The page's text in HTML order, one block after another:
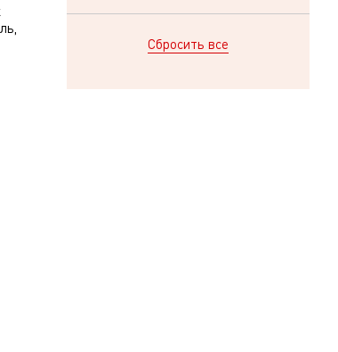
Сбросить все